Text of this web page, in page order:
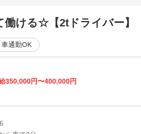
ける☆【2tドライバー】
車通勤OK
350,000円〜400,000円